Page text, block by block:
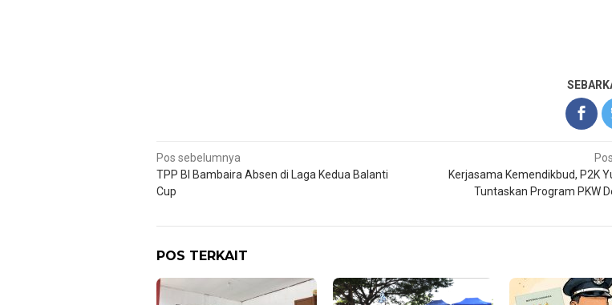
Navigasi
pos
Pos sebelumnya
TPP BI Bambaira Absen di Laga Kedua Balanti
Cup
Kerjasama Kemendikbud, P2K
Tuntaskan Program PKW
POS TERKAIT